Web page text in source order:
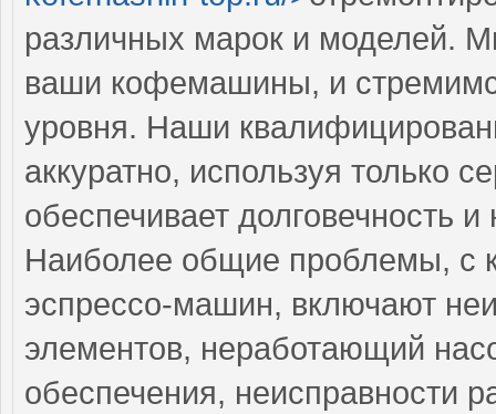
различных марок и моделей.
ваши кофемашины, и
уровня. Наши
аккуратно, используя только
обеспечивает долговечность
Наиболее общие проблемы, с
эспрессо-машин, включают
элементов, неработающий
обеспечения, неисправности